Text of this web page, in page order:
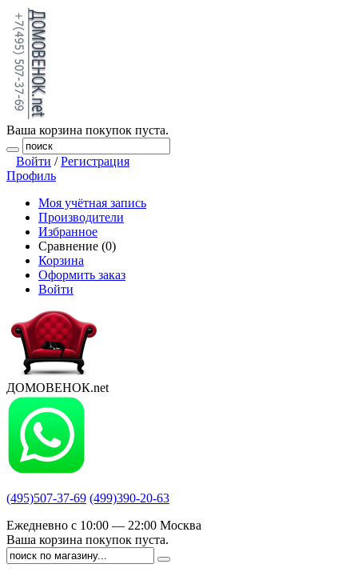
Ваша корзина покупок пуста.
Войти /Регистрация
Профиль
Моя учётная запись
Производители
Избранное
Сравнение (0)
Корзина
Оформить заказ
Войти
ДОМОВЕНОК.net
(495)507-37-69 (499)390-20-63
Ежедневно с 10:00 — 22:00 Москва
Ваша корзина покупок пуста.